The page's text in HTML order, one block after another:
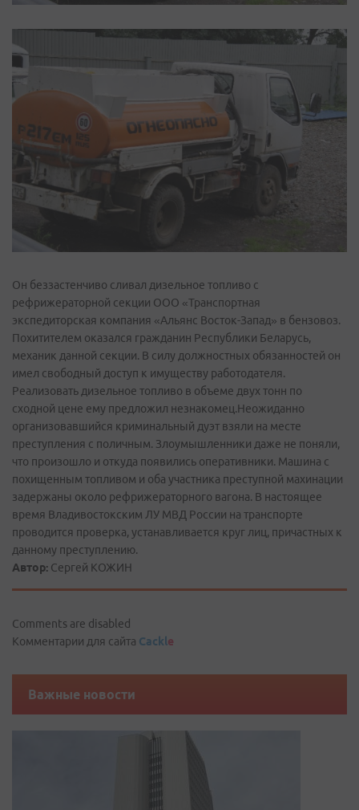
Он беззастенчиво сливал дизельное топливо с
рефрижераторной секции ООО «Транспортная
экспедиторская компания «Альянс Восток-Запад» в бензовоз.
Похитителем оказался гражданин Республики Беларусь,
механик данной секции. В силу должностных обязанностей он
имел свободный доступ к имуществу работодателя.
Реализовать дизельное топливо в объеме двух тонн по
сходной цене ему предложил незнакомец.Неожиданно
организовавшийся криминальный дуэт взяли на месте
преступления с поличным. Злоумышленники даже не поняли,
что произошло и откуда появились оперативники. Машина с
похищенным топливом и оба участника преступной махинации
задержаны около рефрижераторного вагона. В настоящее
время Владивостокским ЛУ МВД России на транспорте
проводится проверка, устанавливается круг лиц, причастных к
данному преступлению.
Автор: Сергей КОЖИН
Comments are disabled
Комментарии для сайта Cackle
Важные новости